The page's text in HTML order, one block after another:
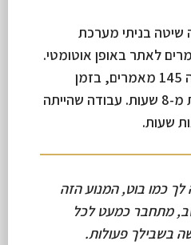
שיטה בניתי מערכת
לאתר באופן אוטומטי.
בחודש אחד היא פרסמה 145 מאמרים, בזמן
מחשב מצטבר של פחות מ-8 שעות. עבודה שהייתה
שעות.
לך כמו בוט, המנוע הזה
מתחבר כמעט לכל
בשבילך פעולות.